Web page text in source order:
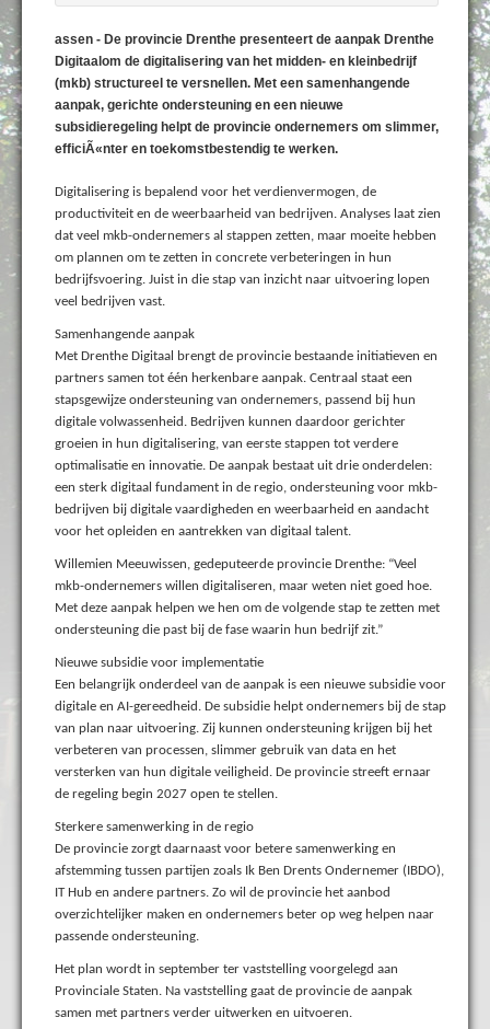
assen - De provincie Drenthe presenteert de aanpak Drenthe
Digitaalom de digitalisering van het midden- en kleinbedrijf
(mkb) structureel te versnellen. Met een samenhangende
aanpak, gerichte ondersteuning en een nieuwe
subsidieregeling helpt de provincie ondernemers om slimmer,
efficiÃ«nter en toekomstbestendig te werken.
Digitalisering is bepalend voor het verdienvermogen, de
productiviteit en de weerbaarheid van bedrijven. Analyses laat zien
dat veel mkb-ondernemers al stappen zetten, maar moeite hebben
om plannen om te zetten in concrete verbeteringen in hun
bedrijfsvoering. Juist in die stap van inzicht naar uitvoering lopen
veel bedrijven vast.
Samenhangende aanpak
Met Drenthe Digitaal brengt de provincie bestaande initiatieven en
partners samen tot één herkenbare aanpak. Centraal staat een
stapsgewijze ondersteuning van ondernemers, passend bij hun
digitale volwassenheid. Bedrijven kunnen daardoor gerichter
groeien in hun digitalisering, van eerste stappen tot verdere
optimalisatie en innovatie. De aanpak bestaat uit drie onderdelen:
een sterk digitaal fundament in de regio, ondersteuning voor mkb-
bedrijven bij digitale vaardigheden en weerbaarheid en aandacht
voor het opleiden en aantrekken van digitaal talent.
Willemien Meeuwissen, gedeputeerde provincie Drenthe: “Veel
mkb-ondernemers willen digitaliseren, maar weten niet goed hoe.
Met deze aanpak helpen we hen om de volgende stap te zetten met
ondersteuning die past bij de fase waarin hun bedrijf zit.”
Nieuwe subsidie voor implementatie
Een belangrijk onderdeel van de aanpak is een nieuwe subsidie voor
digitale en AI-gereedheid. De subsidie helpt ondernemers bij de stap
van plan naar uitvoering. Zij kunnen ondersteuning krijgen bij het
verbeteren van processen, slimmer gebruik van data en het
versterken van hun digitale veiligheid. De provincie streeft ernaar
de regeling begin 2027 open te stellen.
Sterkere samenwerking in de regio
De provincie zorgt daarnaast voor betere samenwerking en
afstemming tussen partijen zoals Ik Ben Drents Ondernemer (IBDO),
IT Hub en andere partners. Zo wil de provincie het aanbod
overzichtelijker maken en ondernemers beter op weg helpen naar
passende ondersteuning.
Het plan wordt in september ter vaststelling voorgelegd aan
Provinciale Staten. Na vaststelling gaat de provincie de aanpak
samen met partners verder uitwerken en uitvoeren.